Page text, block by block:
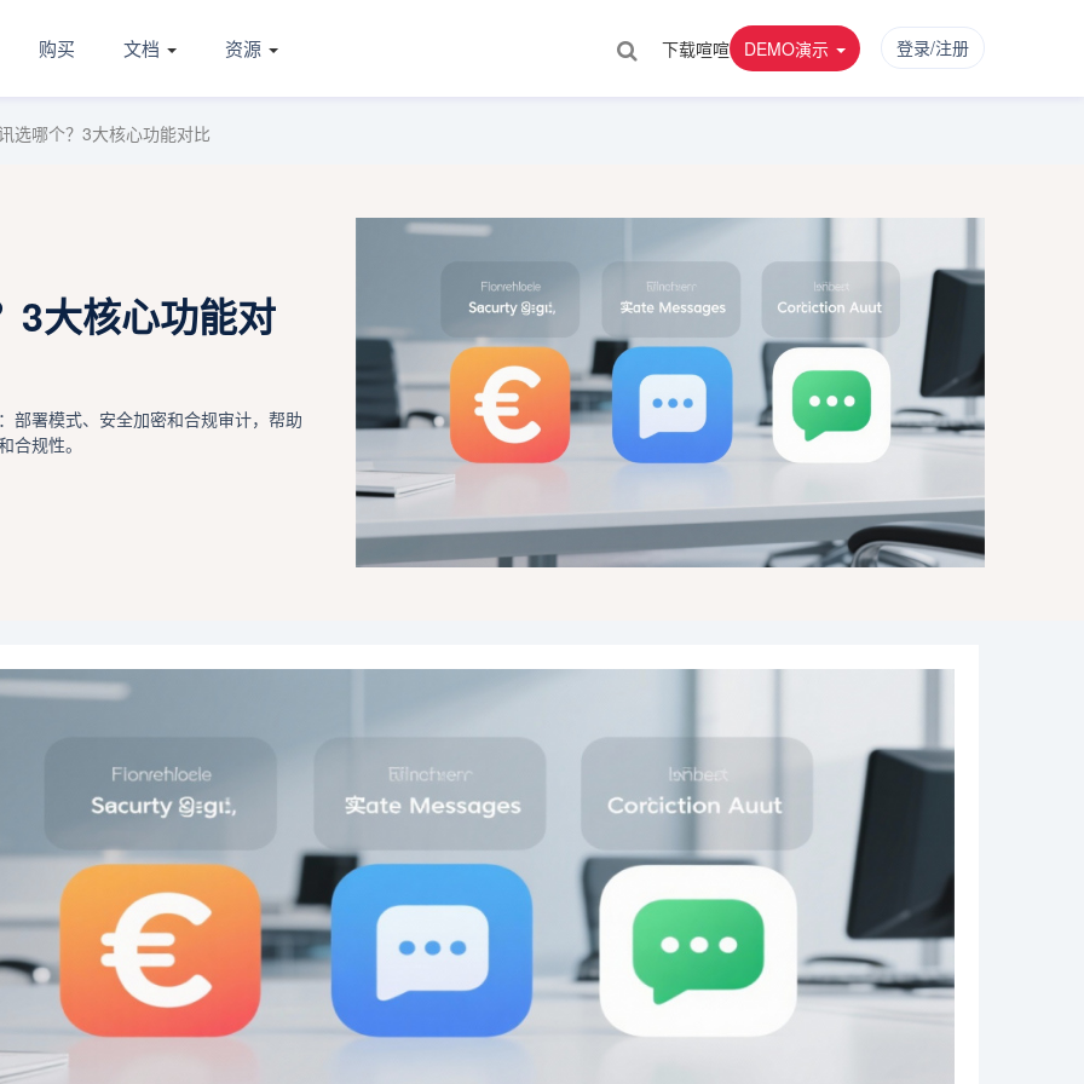
购买 文档 资源 下载喧喧 DEMO演示 登录/注册
选哪个？3大核心功能对比
3大核心功能对
部署模式、安全加密和合规审计，帮助
规性。